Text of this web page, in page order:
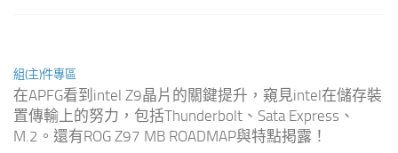
組(主)件專區
在APFG看到intel Z9晶片的關鍵提升，窺見intel在儲存裝
置傳輸上的努力，包括Thunderbolt、Sata Express、
M.2。還有ROG Z97 MB ROADMAP與特點掲露！